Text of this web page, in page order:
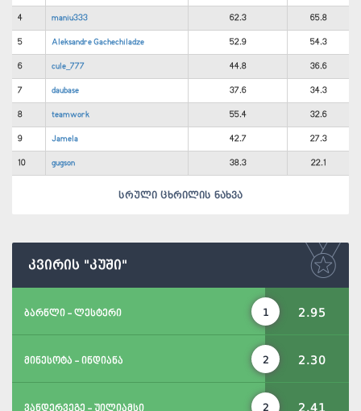
4 maniu333 62.3 65.8
5 Aleksandre Gachechiladze 52.9 54.3
6 cule_777 44.8 36.6
7 daubase 37.6 34.3
8 teamwork 55.4 32.6
9 Jamela 42.7 27.3
10 gugson 38.3 22.1
სრული ცხრილის ნახვა
კვირის "კუში"
ბარნლი - ლესტერი 1 2.95
მინესოტა - ინდიანა 2 2.30
2 2.41